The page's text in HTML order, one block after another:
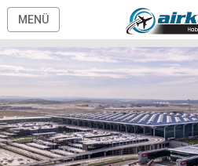
MENÜ